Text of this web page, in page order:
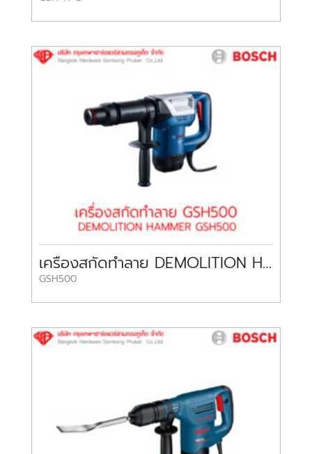
เครื่องสกัดทำลาย DEMOLITION HAMMER GSH500 BOSCH
GSH500